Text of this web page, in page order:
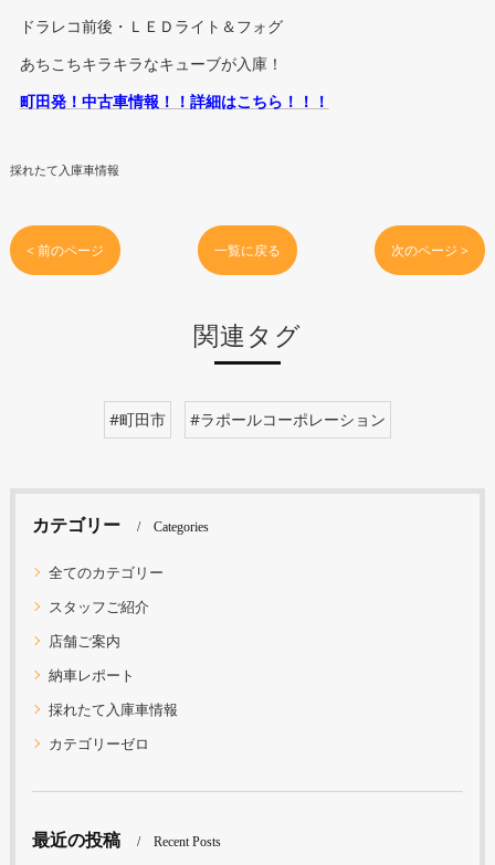
ドラレコ前後・ＬＥＤライト＆フォグ
あちこちキラキラなキューブが入庫！
町田発！中古車情報！！詳細はこちら！！！
採れたて入庫車情報
< 前のページ 一覧に戻る 次のページ >
関連タグ
#町田市 #ラポールコーポレーション
カテゴリー Categories
全てのカテゴリー
スタッフご紹介
店舗ご案内
納車レポート
採れたて入庫車情報
カテゴリーゼロ
最近の投稿 Recent Posts